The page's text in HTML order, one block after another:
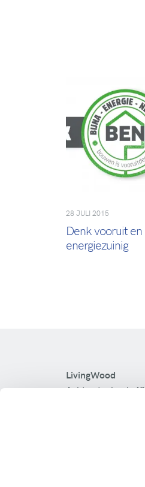
28 JULI 2015
Denk vooruit
energiezuinig
LivingWood
Achterstenhoek 42
+ 32 475 52
Kijkwoning Sint-
Kijkwoning